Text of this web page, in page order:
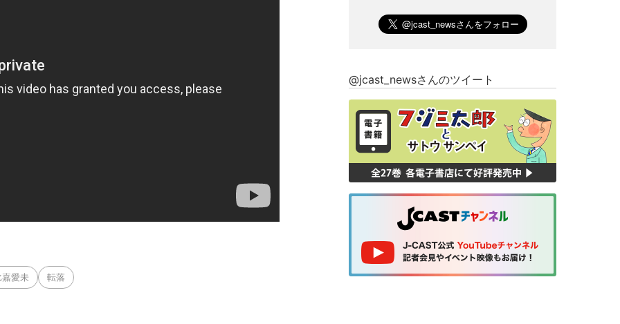
嘉愛未 転落
@jcast_newsさんのツイート